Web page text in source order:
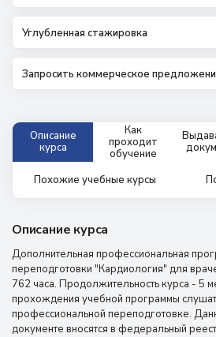
Углубленная стажировка
Запросить коммерческое
Описание
курса
Как
проходит
обучение
Похожие учебные курсы
Описание курса
Дополнительная профессиональная
переподготовки "Кардиология" для
762 часа. Продолжительность курса - 5
прохождения учебной программы
профессиональной переподготовке.
документе вносятся в федеральный